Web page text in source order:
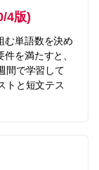
4版)
む単語数を決め
を満たすと、
間で学習して
トと短文テス